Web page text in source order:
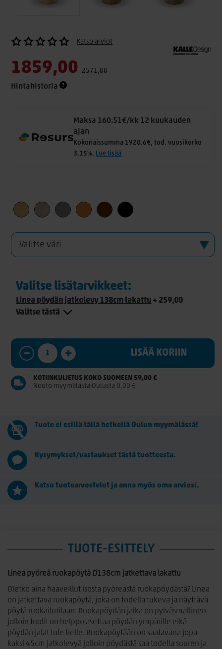
Katso arviot
1859,00 2571,00
Hintahistoria
Maksa 160.51€/kk 12 kuukauden
ajan
Kokonaissumma 1920.6€, tod. vuosikorko
3.15%. Lue lisää
Valitse lisätarvikkeet:
Linea pöydän jatkolevy 138cm lakattu + 259,00
Valitse tästä
LISÄÄ KORIIN
KOTIINKULJETUS KOKO SUOMEEN 59,00 €
Nouto myymälästä Oulusta 0,00 €
Tuote ei esillä tällä hetkellä Oulun myymälässä!
Kysymykset/vastaukset tästä tuotteesta.
Katso tuotearvostelut ja anna myös oma arviosi.
TUOTE-ESITTELY
Linea pyöreä ruokapöytä Ø138cm jatkettava lakattu
Oletko aina haaveillut isosta pyöreästä ruokapöydästä? Linea
on jatkettava ruokapöytä, joka on todella tukeva ja näyttävä
pöytä ruokailutilaan. Ruokapöydän jalka on pylväsmallinen
jolloin tuolit on helppo asettaa pöydän ympärille eikä
pöydän jalat tule tielle. Ruokapöytään on saatavana jopa
kaksi 45cm jatkolevyä jolloin pöydästä saa todella suuren ja